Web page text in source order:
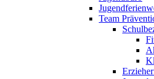
Team